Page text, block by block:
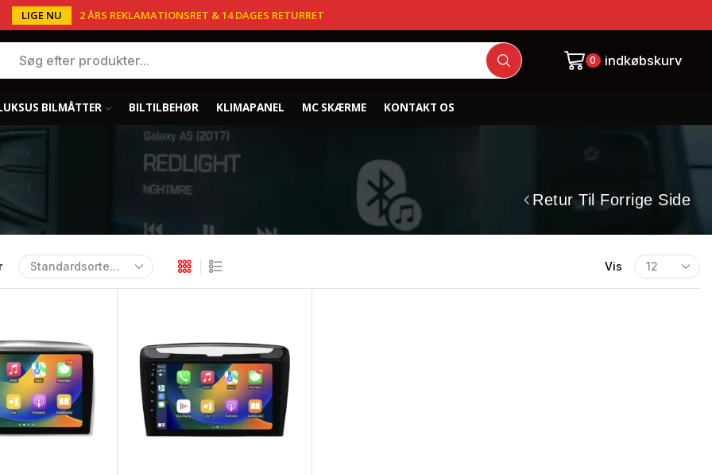
LIGE NU 2 ÅRS REKLAMATIONSRET & 14 DAGES RETURRET
0 indkøbskurv
BILMÅTTER BILTILBEHØR KLIMAPANEL MC SKÆRME KONTAKT OS
Retur Til Forrige Side
Vis